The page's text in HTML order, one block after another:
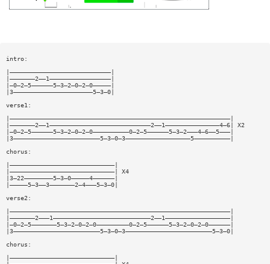
intro:
|————————————————————————————|
|———————2——1—————————————————|
|—0—2—5——————5—3—2—0—2—0—————|
|3——————————————————————5—3—0|
verse1:
|—————————————————————————————————————————————————————————————|
|———————2——1————————————————————————————2——1———————————————4—6| X2
|—0—2—5——————5—3—2—0—2—0——————————0—2—5——————5—3—2———4—6——5———|
|3————————————————————————5—3—0—3——————————————————5——————————|
chorus:
|—————————————————————————————|
|—————————————————————————————| X4
|3—22————————5—3—0—————4——————|
|—————5—3——3———————2—4———5—3—0|
verse2:
|—————————————————————————————————————————————————————————————|
|———————2———1———————————————————————————2——1——————————————————|
|—0—2—5———————5—3—2—0—2—0—————————0—2—5——————5—3—2—0—2—0——————|
|3————————————————————————5—3—0—3————————————————————————5—3—0|
chorus:
|—————————————————————————————|